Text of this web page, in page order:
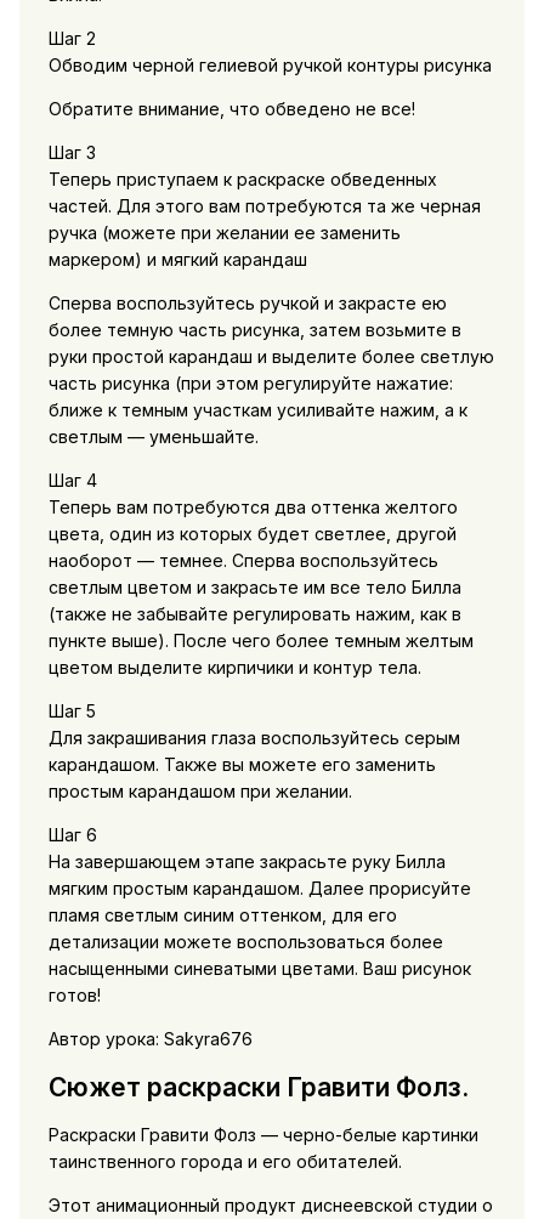
Шаг 2
Обводим черной гелиевой ручкой контуры рисунка
Обратите внимание, что обведено не все!
Шаг 3
Теперь приступаем к раскраске обведенных
частей. Для этого вам потребуются та же черная
ручка (можете при желании ее заменить
маркером) и мягкий карандаш
Сперва воспользуйтесь ручкой и закрасте ею
более темную часть рисунка, затем возьмите в
руки простой карандаш и выделите более светлую
часть рисунка (при этом регулируйте нажатие:
ближе к темным участкам усиливайте нажим, а к
светлым — уменьшайте.
Шаг 4
Теперь вам потребуются два оттенка желтого
цвета, один из которых будет светлее, другой
наоборот — темнее. Сперва воспользуйтесь
светлым цветом и закрасьте им все тело Билла
(также не забывайте регулировать нажим, как в
пункте выше). После чего более темным желтым
цветом выделите кирпичики и контур тела.
Шаг 5
Для закрашивания глаза воспользуйтесь серым
карандашом. Также вы можете его заменить
простым карандашом при желании.
Шаг 6
На завершающем этапе закрасьте руку Билла
мягким простым карандашом. Далее прорисуйте
пламя светлым синим оттенком, для его
детализации можете воспользоваться более
насыщенными синеватыми цветами. Ваш рисунок
готов!
Автор урока: Sakyra676
Сюжет раскраски Гравити Фолз.
Раскраски Гравити Фолз — черно-белые картинки
таинственного города и его обитателей.
Этот анимационный продукт диснеевской студии о